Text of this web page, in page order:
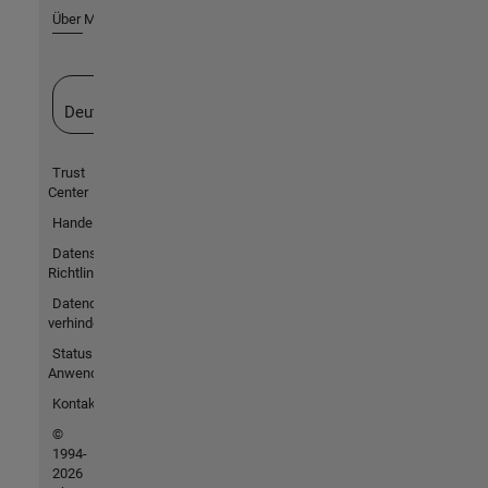
Über MathWorks
Deutschland
Trust
Center
Handelsmarken
Datenschutz-
Richtlinien
Datendiebstahl
verhindern
Status von
Anwendungen
Kontakt
©
1994-
2026